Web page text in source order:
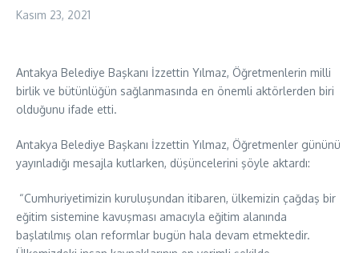
Kasım 23, 2021
Antakya Belediye Başkanı İzzettin Yılmaz, Öğretmenlerin milli
birlik ve bütünlüğün sağlanmasında en önemli aktörlerden biri
olduğunu ifade etti.
Antakya Belediye Başkanı İzzettin Yılmaz, Öğretmenler gününü
yayınladığı mesajla kutlarken, düşüncelerini şöyle aktardı:
“Cumhuriyetimizin kuruluşundan itibaren, ülkemizin çağdaş bir
eğitim sistemine kavuşması amacıyla eğitim alanında
başlatılmış olan reformlar bugün hala devam etmektedir.